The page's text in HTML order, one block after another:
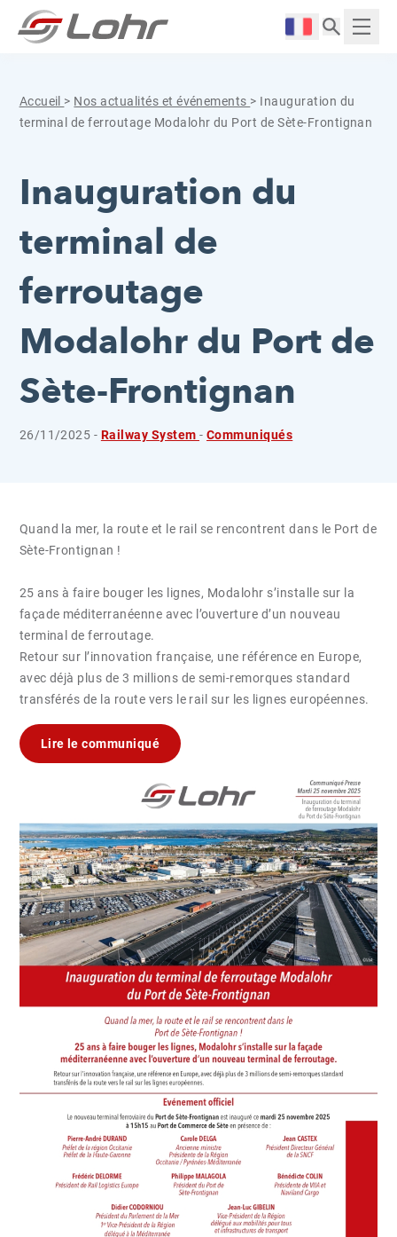
Aller directement au contenu
Langue :
Accueil > Nos actualités et événements > Inauguration du
terminal de ferroutage Modalohr du Port de Sète-Frontignan
Inauguration du
terminal de
ferroutage
Modalohr du Port de
Sète-Frontignan
26/11/2025 - Railway System-Communiqués
Quand la mer, la route et le rail se rencontrent dans le Port de
Sète-Frontignan !
25 ans à faire bouger les lignes, Modalohr s’installe sur la
façade méditerranéenne avec l’ouverture d’un nouveau
terminal de ferroutage.
Retour sur l’innovation française, une référence en Europe,
avec déjà plus de 3 millions de semi-remorques standard
transférés de la route vers le rail sur les lignes européennes.
Lire le communiqué
Panneau de gestion des cookies